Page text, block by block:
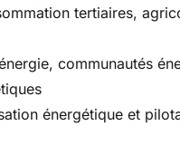
tertiaires,
communautés
énergétique et